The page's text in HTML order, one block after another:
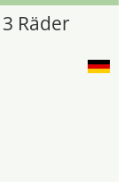
Räder